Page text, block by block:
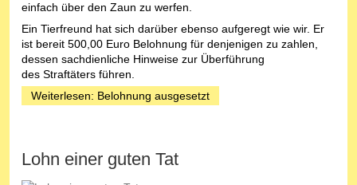
einfach über den Zaun zu werfen.
Ein Tierfreund hat sich darüber ebenso aufgeregt wie wir. Er
ist bereit 500,00 Euro Belohnung für denjenigen zu zahlen,
dessen sachdienliche Hinweise zur Überführung
des Straftäters führen.
Weiterlesen: Belohnung ausgesetzt
Lohn einer guten Tat